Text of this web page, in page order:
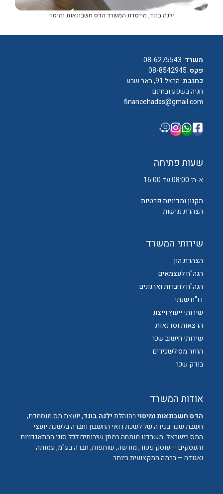
ילנה בונד, מייסדת המשרד הדס חשבונאות ומיסוי
משרד:
08-6275543
פקס: 08-8542945
כתובת: הרצל 91, באר שבע
חניה בשפע ובחינם
financehadas@gmail.com
שעות פתיחה
א-ה: 08:00 עד 16:00
תקנון ומדיניות פרטיות
הצהרת נגישות
שירותי המשרד
הצהרת הון
הנה"ח לעצמאים
הנה"ח לחברות וארגונים
דו"ח שנתי
שירותי ייעוץ וייצוג
הרצאות וסדנאות
שירותי חישוב שכר
החזר מס לשכירים
בודק שכר
אודות המשרד
הדס חשבונאות ומיסויבהנהלתילנה בונד, יועצת מס מוסמכת,
חשבת שכר בכירה של לשכת רואי החשבון וחברה בלשכת יועצי
המס בישראל. משרדנו מומחה במתן שירותים לכל סוגי ההתאגדויות
והעסקים – עוסק פטור, מורשה, שותפות, חברה בע"מ, עמותה
ואגודה – ברמה המקצועית ביותר.